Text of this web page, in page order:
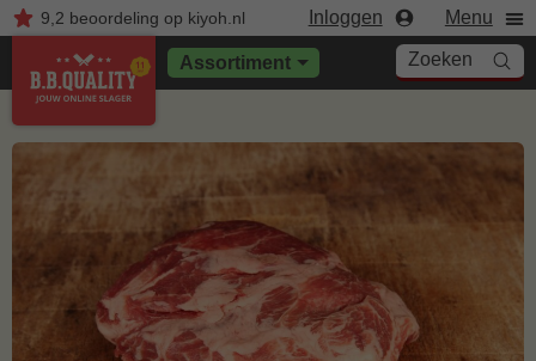
9,2 beoordelingop kiyoh.nl Inloggen Menu
Assortiment Zoeken